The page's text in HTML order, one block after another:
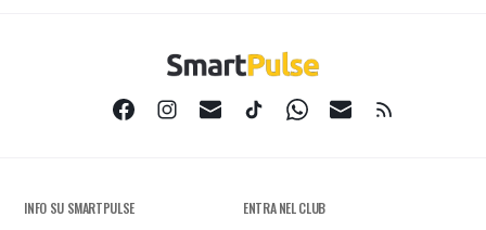
INFO SU SMARTPULSE ENTRA NEL CLUB